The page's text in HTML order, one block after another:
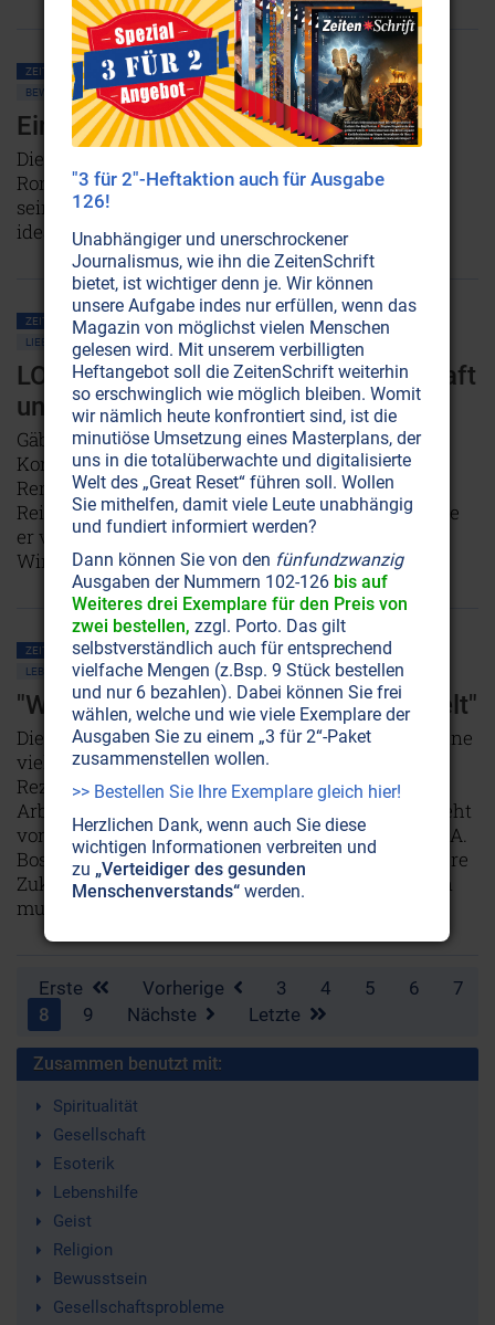
ZEITENSCHRIFT NR. 6, S.33 IDEALER STAAT
POLITIK ALLGEMEIN
BEWUSSTSEIN
PHILOSOPHIE UTOPIA
Ein Mann mit Visionen
Die legendäre, überraschend spirituelle Rede, die
Ronald Reagan bei der Einführungszeremonie zu
seiner 2. Amtszeit hielt - eine Art "Manifest einer
idealen Regierung".
NICHT ONLINE VERFÜGBAR
ZEITENSCHRIFT NR. 4, S.22 GELD-TIPPS WIRTSCHAFT
LEBENSHILFE
LIEBE
PHILOSOPHIE
LOLA: Das Erfolgsrezept für Wirtschaft
und Leben
Gäbe es für , LOLA ' ein Copyright, es läge bei
Konfuzius, Jesus, Lao Tse und Buddha Gautama.
René Egli, ein Schweizer Geschäftsmann, ist zum
Reisenden in Sachen Liebe geworden. Die Welt, die
er vorwiegend bereist, ist eine des Kampfes: Die
Wirtschaft.
NICHT ONLINE VERFÜGBAR
ZEITENSCHRIFT NR. 4, S.26 GESELLSCHAFT ALLGEMEIN
WIRTSCHAFT
LEBENSHILFE
PHILOSOPHIE
"Wirtschaft ohne Ethik hat ausgespielt"
Die Arbeitslosenzahlen wachsen stetig. Die Gewinne
vieler Konzerne auch. Es scheint, als würde die
Rezession genutzt, um die Firmen auf Kosten der
Arbeitnehmer zu verschlanken. Die Wirtschaft steht
vor einem Umbruch. Wir sprachen mit Roberto A. A.
Boschi, einem Manager und Seminarleiter, über ihre
Zukunft und die Wege, die sie künftig einschlagen
muß.
Erste Vorherige 3 4 5 6
7
8
9 Nächste Letzte
Zusammen benutzt mit:
Spiritualität
Gesellschaft
Esoterik
Lebenshilfe
Geist
Religion
Bewusstsein
Gesellschaftsprobleme
"3 für 2"-Heftaktion auch für Ausgabe
126!
Unabhängiger und unerschrockener
Journalismus, wie ihn die ZeitenSchrift
bietet, ist wichtiger denn je. Wir können
unsere Aufgabe indes nur erfüllen, wenn das
Magazin von möglichst vielen Menschen
gelesen wird. Mit unserem verbilligten
Heftangebot soll die ZeitenSchrift weiterhin
so erschwinglich wie möglich bleiben. Womit
wir nämlich heute konfrontiert sind, ist die
minutiöse Umsetzung eines Masterplans, der
uns in die totalüberwachte und digitalisierte
Welt des „Great Reset“ führen soll. Wollen
Sie mithelfen, damit viele Leute unabhängig
und fundiert informiert werden?
Dann können Sie von den fünfundzwanzig
Ausgaben der Nummern 102-126 bis auf
Weiteres drei Exemplare für den Preis von
zwei bestellen, zzgl. Porto. Das gilt
selbstverständlich auch für entsprechend
vielfache Mengen (z.Bsp. 9 Stück bestellen
und nur 6 bezahlen). Dabei können Sie frei
wählen, welche und wie viele Exemplare der
Ausgaben Sie zu einem „3 für 2“-Paket
zusammenstellen wollen.
>> Bestellen Sie Ihre Exemplare gleich hier!
Herzlichen Dank, wenn auch Sie diese
wichtigen Informationen verbreiten und
zu „Verteidiger des gesunden
Menschenverstands“ werden.